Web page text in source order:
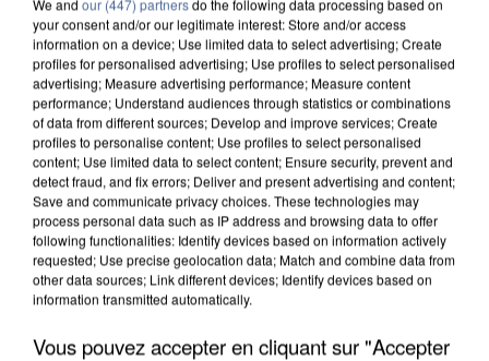
DE FAUNE SAUVAGE SONT...
We and our (447) partnersdo the following data processing based on
your consent and/or our legitimate interest: Store and/or access
information on a device; Use limited data to select advertising; Create
profiles for personalised advertising; Use profiles to select personalised
advertising; Measure advertising performance; Measure content
performance; Understand audiences through statistics or combinations
of data from different sources; Develop and improve services; Create
profiles to personalise content; Use profiles to select personalised
content; Use limited data to select content; Ensure security, prevent and
detect fraud, and fix errors; Deliver and present advertising and content;
Save and communicate privacy choices. These technologies may
process personal data such as IP address and browsing data to offer
following functionalities: Identify devices based on information actively
requested; Use precise geolocation data; Match and combine data from
other data sources; Link different devices; Identify devices based on
information transmitted automatically.
Vous pouvez accepter en cliquant sur "Accepter